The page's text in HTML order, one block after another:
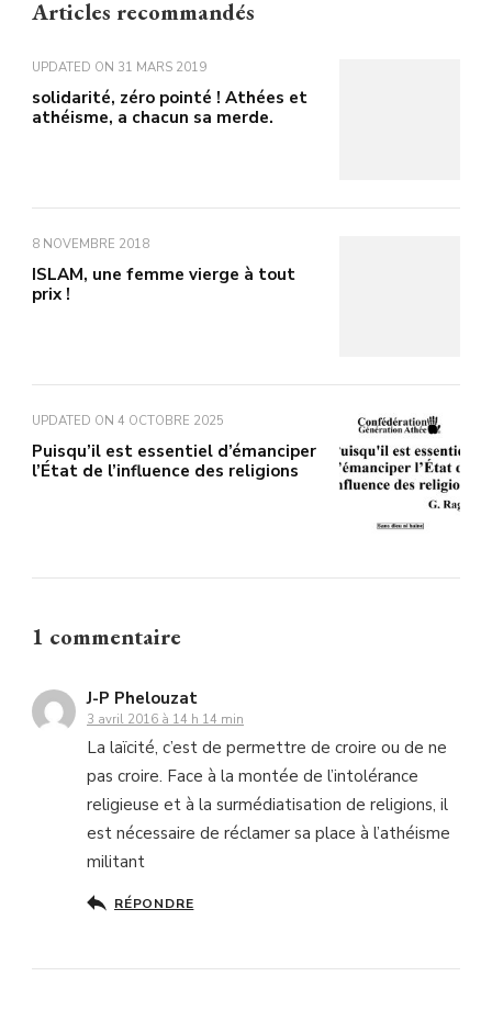
Articles recommandés
UPDATED ON 31 MARS 2019
solidarité, zéro pointé ! Athées et
athéisme, a chacun sa merde.
8 NOVEMBRE 2018
ISLAM, une femme vierge à tout
prix !
UPDATED ON 4 OCTOBRE 2025
Puisqu’il est essentiel d’émanciper
l’État de l’influence des religions
1 commentaire
J-P Phelouzat
3 avril 2016 à 14 h 14 min
La laïcité, c’est de permettre de croire ou de ne
pas croire. Face à la montée de l’intolérance
religieuse et à la surmédiatisation de religions, il
est nécessaire de réclamer sa place à l’athéisme
militant
RÉPONDRE